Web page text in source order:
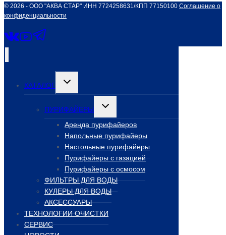
© 2026 - ООО "АКВА СТАР" ИНН 7724258631/КПП 77150100 Соглашение о
конфиденциальности
КАТАЛОГ
Переключить
меню
ПУРИФАЙЕРЫ
Переключить
меню
Аренда пурифайеров
Напольные пурифайеры
Настольные пурифайеры
Пурифайеры с газацией
Пурифайеры с осмосом
ФИЛЬТРЫ ДЛЯ ВОДЫ
КУЛЕРЫ ДЛЯ ВОДЫ
АКСЕССУАРЫ
ТЕХНОЛОГИИ ОЧИСТКИ
СЕРВИС